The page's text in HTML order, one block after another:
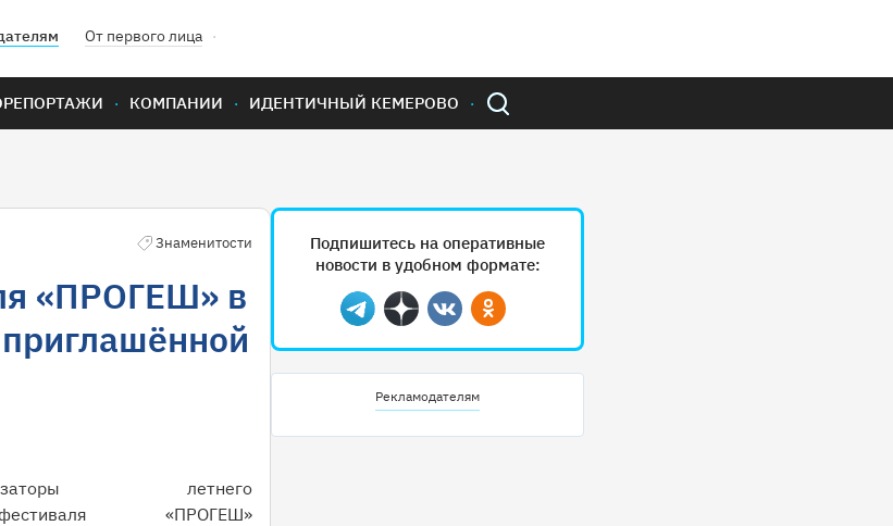
От первого лица
КОМПАНИИ ИДЕНТИЧНЫЙ КЕМЕРОВО
Знаменитости
«ПРОГЕШ» в
летнего
«ПРОГЕШ»
Подпишитесь на оперативные
новости в удобном формате:
Telegram
ДзенВконтактеОдноклассники
Рекламодателям